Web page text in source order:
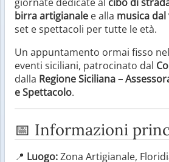
birra artigianale e alla musica dal
set e spettacoli per tutte le età.
Un appuntamento ormai fisso
eventi siciliani, patrocinato dal
dalla Regione Siciliana –
e Spettacolo.
📅 Informazioni
📍 Luogo:Zona Artigianale,